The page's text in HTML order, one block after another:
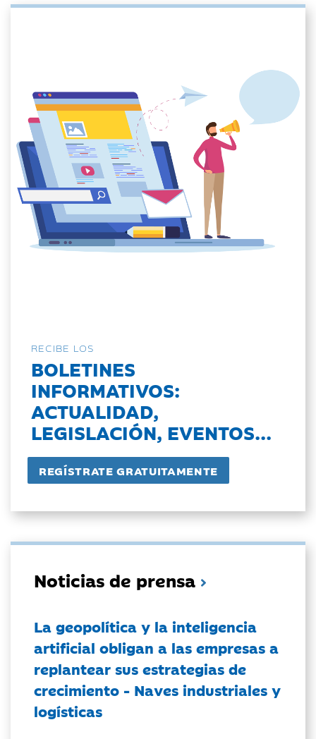
RECIBE LOS
BOLETINES
INFORMATIVOS:
ACTUALIDAD,
LEGISLACIÓN, EVENTOS...
Noticias de prensa
La geopolítica y la inteligencia
artificial obligan a las empresas a
replantear sus estrategias de
crecimiento - Naves industriales y
logísticas